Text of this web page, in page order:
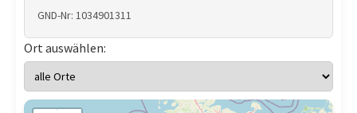
GND-Nr: 1034901311
Ort auswählen: